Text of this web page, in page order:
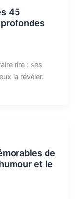
45
rire : ses
la révéler.
de
et le